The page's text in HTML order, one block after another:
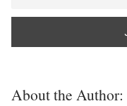
About the Author: